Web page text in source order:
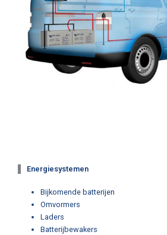
Energiesystemen
Bijkomende batterijen
Omvormers
Laders
Batterijbewakers